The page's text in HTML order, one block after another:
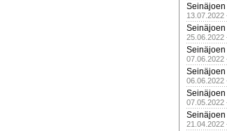
13.07.2022
25.06.2022
07.06.2022
06.06.2022
07.05.2022
21.04.2022